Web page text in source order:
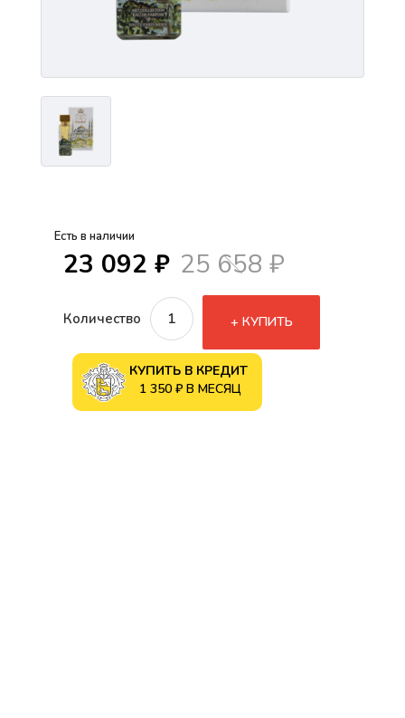
Есть в наличии
23 092 ₽ 25 658 ₽
Количество КУПИТЬ
КУПИТЬ В КРЕДИТ
1 350 ₽ В МЕСЯЦ